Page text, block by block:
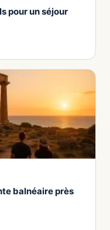
pour un séjour
balnéaire près